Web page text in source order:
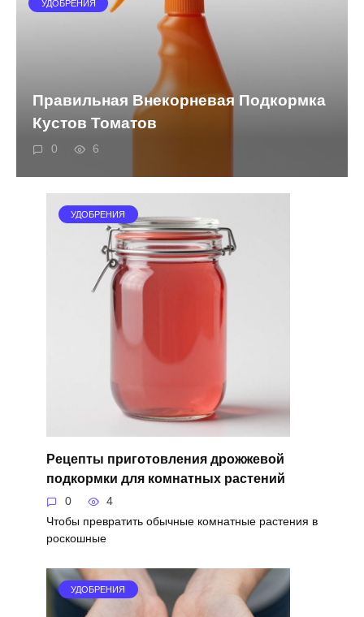
УДОБРЕНИЯ
Правильная Внекорневая Подкормка
Кустов Томатов
0 6
УДОБРЕНИЯ
Рецепты приготовления дрожжевой
подкормки для комнатных растений
0 4
Чтобы превратить обычные комнатные растения в
роскошные
УДОБРЕНИЯ